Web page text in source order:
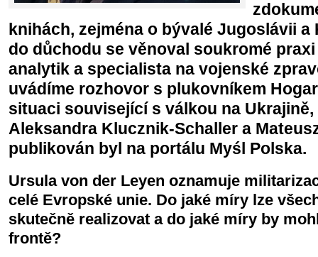
knihách, zejména o bývalé Jugoslávii
do důchodu se věnoval soukromé
analytik a specialista na vojenské
uvádíme rozhovor s plukovníkem
situaci související s válkou na
Aleksandra Klucznik-Schaller a
publikován byl na portálu Myśl Polska.
Ursula von der Leyen oznamuje
celé Evropské unie. Do jaké míry lze
skutečně realizovat a do jaké míry by
frontě?